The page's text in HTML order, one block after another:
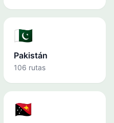
🇵🇰
Pakistán
106 rutas
🇵🇬